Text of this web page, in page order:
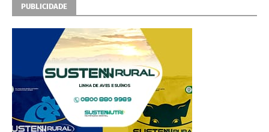
PUBLICIDADE